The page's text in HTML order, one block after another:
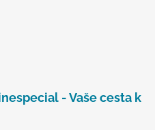
- Vaše cesta k